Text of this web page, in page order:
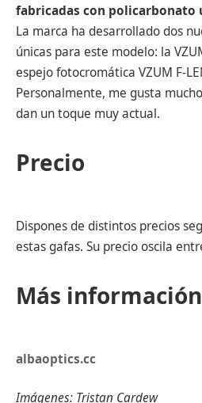
fabricadas con
La marca ha desarrollado dos
únicas para este modelo: la
espejo fotocromática VZUM F-
Personalmente, me gusta
dan un toque muy actual.
Precio
Dispones de distintos precios
estas gafas. Su precio oscila
Más
albaoptics.cc
Imágenes: Tristan Cardew